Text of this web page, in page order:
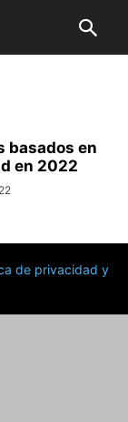
basados en
en 2022
de privacidad y